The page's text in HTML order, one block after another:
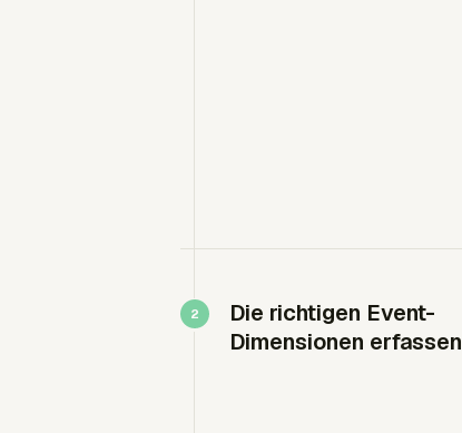
Die richtigen Event-
Dimensionen erfassen